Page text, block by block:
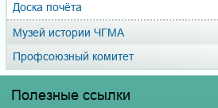
Доска почёта
Музей истории ЧГМА
Профсоюзный комитет
Полезные ссылки